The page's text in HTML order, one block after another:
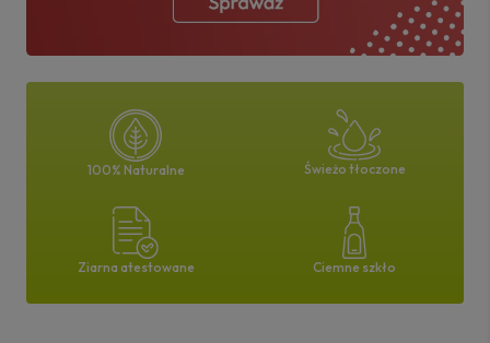
100% Naturalne Świeżo tłoczone
Ziarna atestowane Ciemne szkło